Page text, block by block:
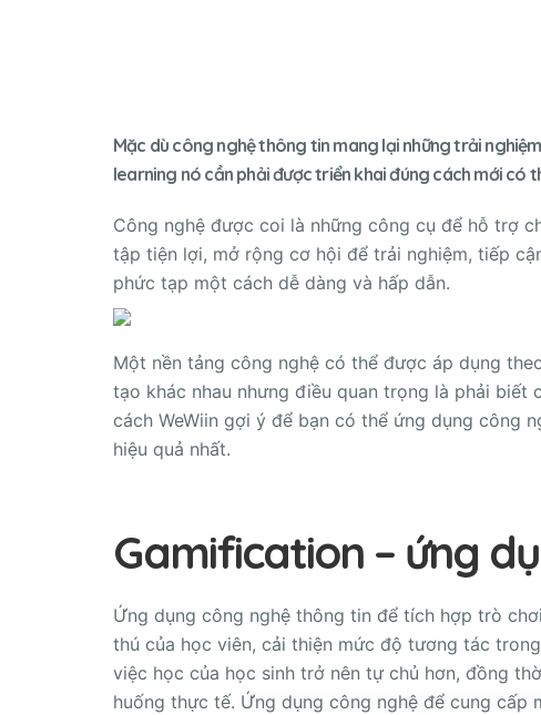
Mặc dù công nghệ thông tin mang lại những trải
learning nó cần phải được triển khai đúng cách mới có
Công nghệ được coi là những công cụ để hỗ trợ
tập tiện lợi, mở rộng cơ hội để trải nghiệm, tiếp
phức tạp một cách dễ dàng và hấp dẫn.
Một nền tảng công nghệ có thể được áp dụng
tạo khác nhau nhưng điều quan trọng là phải
cách WeWiin gợi ý để bạn có thể ứng dụng công
hiệu quả nhất.
Gamification – ứng
Ứng dụng công nghệ thông tin để tích hợp trò
thú của học viên, cải thiện mức độ tương tác
việc học của học sinh trở nên tự chủ hơn, đồng
huống thực tế. Ứng dụng công nghệ để cung